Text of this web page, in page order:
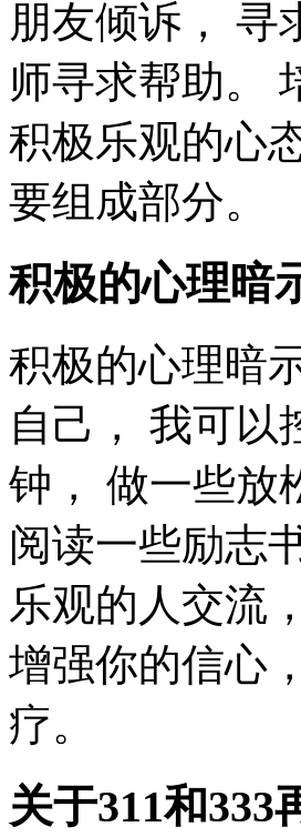
朋友倾诉， 寻
师寻求帮助。
积极乐观的心
要组成部分。
积极的心理暗
积极的心理暗
自己， 我可以
钟， 做一些放
阅读一些励志
乐观的人交流
增强你的信心
疗。
关于311和333